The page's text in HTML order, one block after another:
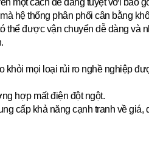
một cách dễ dàng tuyệt vời bao
hệ thống phân phối cân bằng
thể được vận chuyển dễ dàng và
mọi loại rủi ro nghề nghiệp
hợp mất điện đột ngột.
cấp khả năng cạnh tranh về giá,